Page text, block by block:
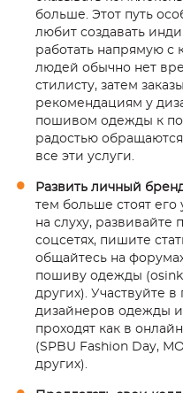
больше. Этот путь
любит создавать
работать напрямую с
людей обычно нет
стилисту, затем
рекомендациям у
пошивом одежды к
радостью
все эти услуги.
Развить личный
тем больше стоят
на слуху, развивайте
соцсетях, пишите
общайтесь на
пошиву одежды
других). Участвуйте в
дизайнеров одежды
проходят как в
(SPBU Fashion Day,
других).